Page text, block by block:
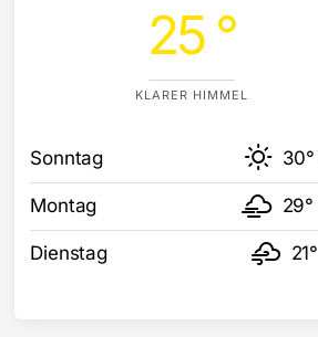
25 °
KLARER HIMMEL
Sonntag 30°
Montag 29°
Dienstag 21°